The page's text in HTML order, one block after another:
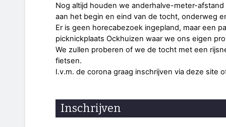
Nog altijd houden we anderhalve-meter-
aan het begin en eind van de tocht, onderweg
Er is geen horecabezoek ingepland, maar een
picknickplaats Ockhuizen waar we ons eigen
We zullen proberen of we de tocht met een
fietsen.
I.v.m. de corona graag inschrijven via deze site
Inschrijven